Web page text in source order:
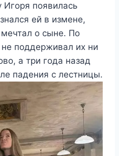
Игоря появилась
ей в измене,
мечтал о сыне. По
поддерживал их ни
а три года назад
падения с лестницы.